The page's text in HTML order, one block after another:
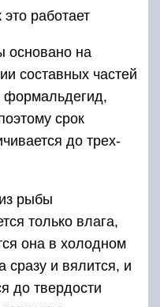
работает
основано на
составных частей
формальдегид,
срок
до трех-
рыбы
только влага,
она в холодном
сразу и вялится, и
до твердости